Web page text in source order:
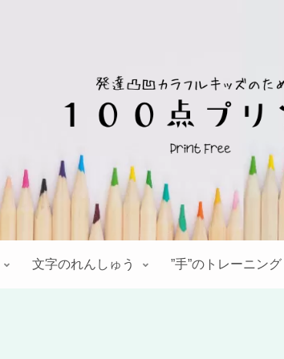
文字のれんしゅう ”手”のトレーニング